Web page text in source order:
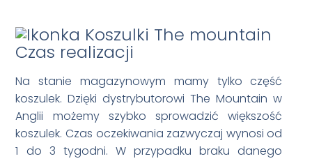
Czas realizacji
Na stanie magazynowym mamy tylko część
koszulek. Dzięki dystrybutorowi The Mountain w
Anglii możemy szybko sprowadzić większość
koszulek. Czas oczekiwania zazwyczaj wynosi od
1 do 3 tygodni. W przypadku braku danego